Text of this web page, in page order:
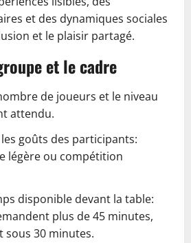
et des dynamiques sociales
et le plaisir partagé.
et le cadre
de joueurs et le niveau
attendu.
les goûts des participants:
légère ou compétition
disponible devant la table:
plus de 45 minutes,
sous 30 minutes.